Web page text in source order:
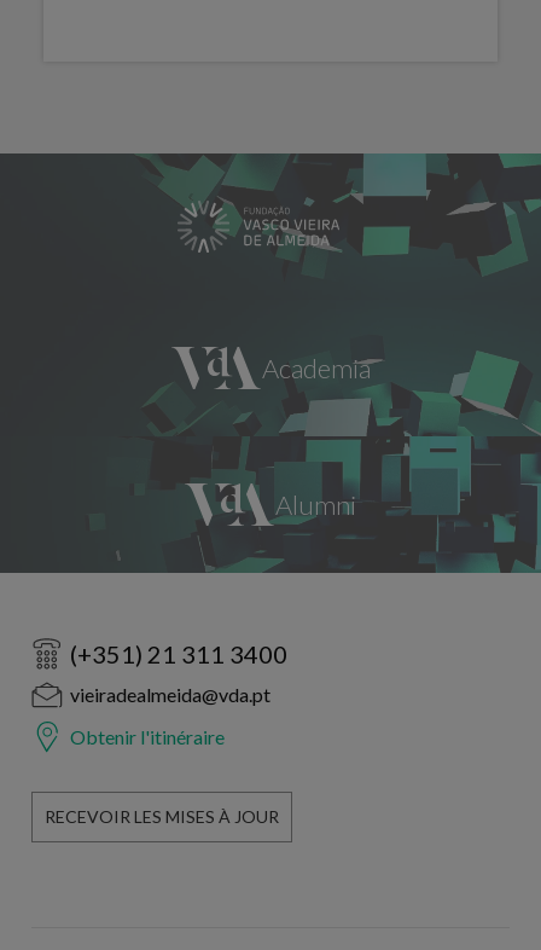
(+351) 21 311 3400
vieiradealmeida@vda.pt
Obtenir l'itinéraire
RECEVOIR LES MISES À JOUR